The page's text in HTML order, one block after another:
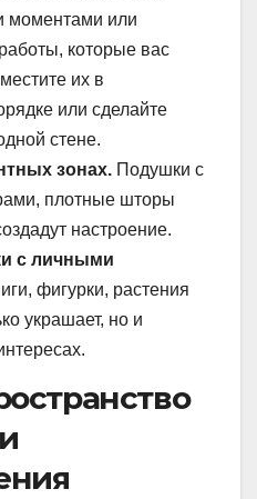
моментами или
которые вас
их в
или сделайте
стене.
зонах. Подушки с
плотные шторы
настроение.
с личными
фигурки, растения
украшает, но и